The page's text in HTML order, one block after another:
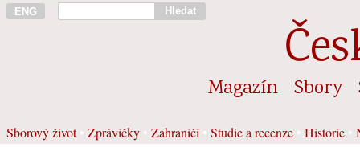
ENG Hledat
Magazín Sbory
Sborový život• Zprávičky Zahraničí• Studie a recenze Historie